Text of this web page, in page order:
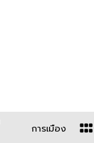
การเมือง